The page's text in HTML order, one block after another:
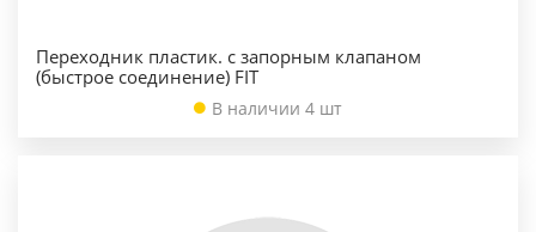
Переходник пластик. с запорным клапаном
(быстрое соединение) FIT
В наличии 4 шт